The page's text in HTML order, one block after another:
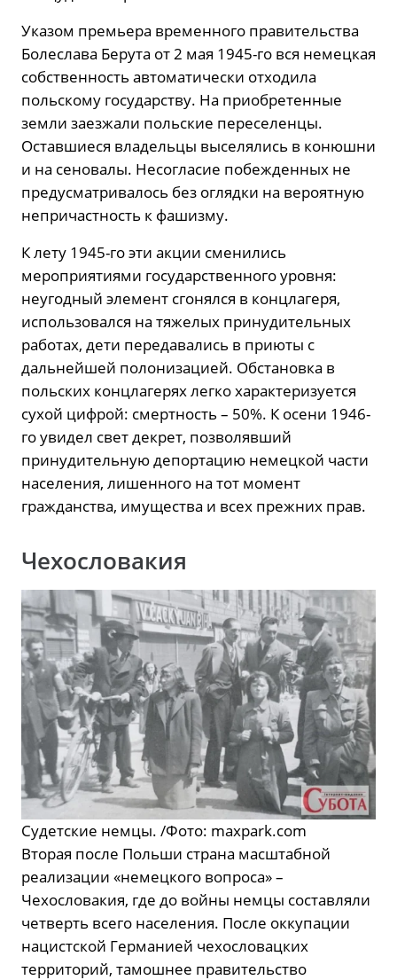
Указом премьера временного правительства
Болеслава Берута от 2 мая 1945-го вся немецкая
собственность автоматически отходила
польскому государству. На приобретенные
земли заезжали польские переселенцы.
Оставшиеся владельцы выселялись в конюшни
и на сеновалы. Несогласие побежденных не
предусматривалось без оглядки на вероятную
непричастность к фашизму.
К лету 1945-го эти акции сменились
мероприятиями государственного уровня:
неугодный элемент сгонялся в концлагеря,
использовался на тяжелых принудительных
работах, дети передавались в приюты с
дальнейшей полонизацией. Обстановка в
польских концлагерях легко характеризуется
сухой цифрой: смертность – 50%. К осени 1946-
го увидел свет декрет, позволявший
принудительную депортацию немецкой части
населения, лишенного на тот момент
гражданства, имущества и всех прежних прав.
Чехословакия
Судетские немцы. /Фото: maxpark.com
Вторая после Польши страна масштабной
реализации «немецкого вопроса» –
Чехословакия, где до войны немцы составляли
четверть всего населения. После оккупации
нацистской Германией чехословацких
территорий, тамошнее правительство